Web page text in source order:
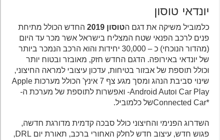
יונדאי טוסון
כלמוביל משיקה את דגם הטוסון 2019
החדש הכולל מתיחת
פנים לרכב הפנאי שטח המצליח בישראל אשר מכר עד היום
(מהדור הנוכחי) כ – 30,000 יחידות והוא הרכב הנמכר ביותר
של יונדאי באירופה. הדגם החדש חזק, מאובזר ובטוח יותר
וכולל תוספת של אבזור בטיחות, עדכון עיצובי למראה החיצוני,
שינוי סביבת הנהג ומסך מגע צף 7 אינץ' הכולל מערכות Apple
Car Play וAndroid Auto- ואפשרות לתוספת של מערכת ה-
השדרוג הפנימי והחיצוני כולל סבכה קדמית מדורגת חדשה,
פגוש חדש, עיצוב חדש לחלק האחורי ברכב, תאורת יום DRL,